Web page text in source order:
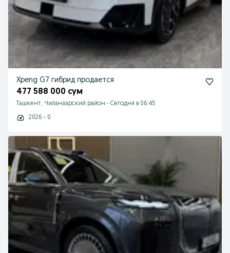
Xpeng G7 гибрид продается
477 588 000 сум
Ташкент, Чиланзарский район - Сегодня в 06:45
2026 - 0